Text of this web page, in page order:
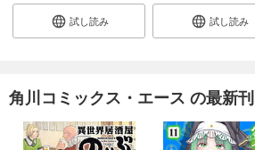
試し読み 試し読み
角川コミックス・エース の最新刊